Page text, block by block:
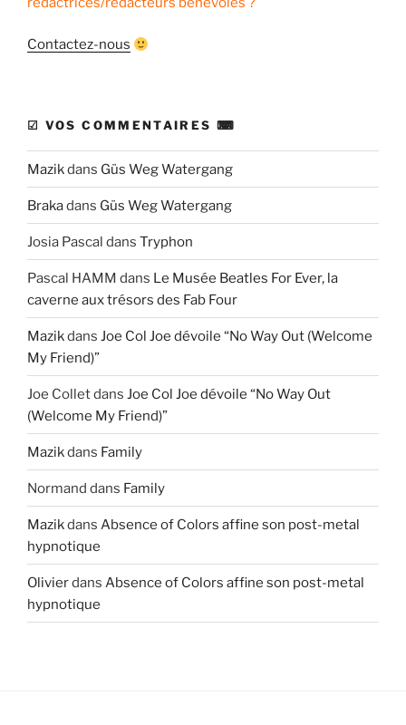
Contactez-nous
☑ VOS COMMENTAIRES ⌨
Mazikdans Güs Weg Watergang
Brakadans Güs Weg Watergang
Josia Pascal dans Tryphon
Pascal HAMM dans Le Musée Beatles For Ever, la
caverne aux trésors des Fab Four
Mazikdans Joe Col Joe dévoile “No Way Out (Welcome
My Friend)”
Joe Colletdans Joe Col Joe dévoile “No Way Out
(Welcome My Friend)”
Mazikdans Family
Normand dans Family
Mazikdans Absence of Colors affine son post-metal
hypnotique
Olivierdans Absence of Colors affine son post-metal
hypnotique